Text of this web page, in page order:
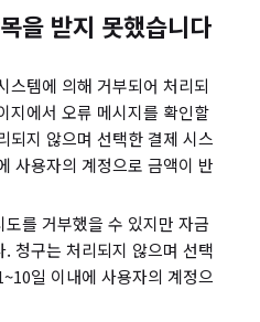
을 받지 못했습니다
스템에 의해 거부되어 처리되
지에서 오류 메시지를 확인할
되지 않으며 선택한 결제 시스
사용자의 계정으로 금액이 반
를 거부했을 수 있지만 자금
청구는 처리되지 않으며 선택
일 이내에 사용자의 계정으